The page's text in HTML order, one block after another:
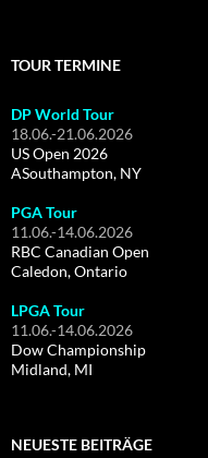
TOUR TERMINE
DP World Tour
18.06.-21.06.2026
US Open 2026
ASouthampton, NY
PGA Tour
11.06.-14.06.2026
RBC Canadian Open
Caledon, Ontario
LPGA Tour
11.06.-14.06.2026
Dow Championship
Midland, MI
NEUESTE BEITRÄGE